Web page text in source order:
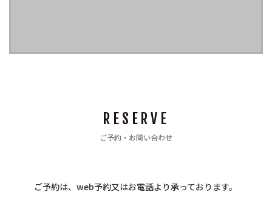
RESERVE
ご予約・お問い合わせ
ご予約は、web予約又はお電話より承っております。